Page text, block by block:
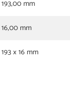
193,00 mm
16,00 mm
193 x 16 mm